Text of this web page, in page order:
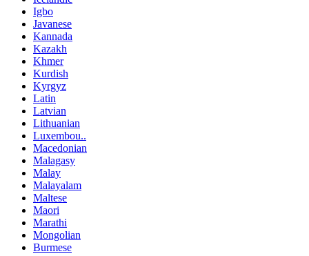
Igbo
Javanese
Kannada
Kazakh
Khmer
Kurdish
Kyrgyz
Latin
Latvian
Lithuanian
Luxembou..
Macedonian
Malagasy
Malay
Malayalam
Maltese
Maori
Marathi
Mongolian
Burmese